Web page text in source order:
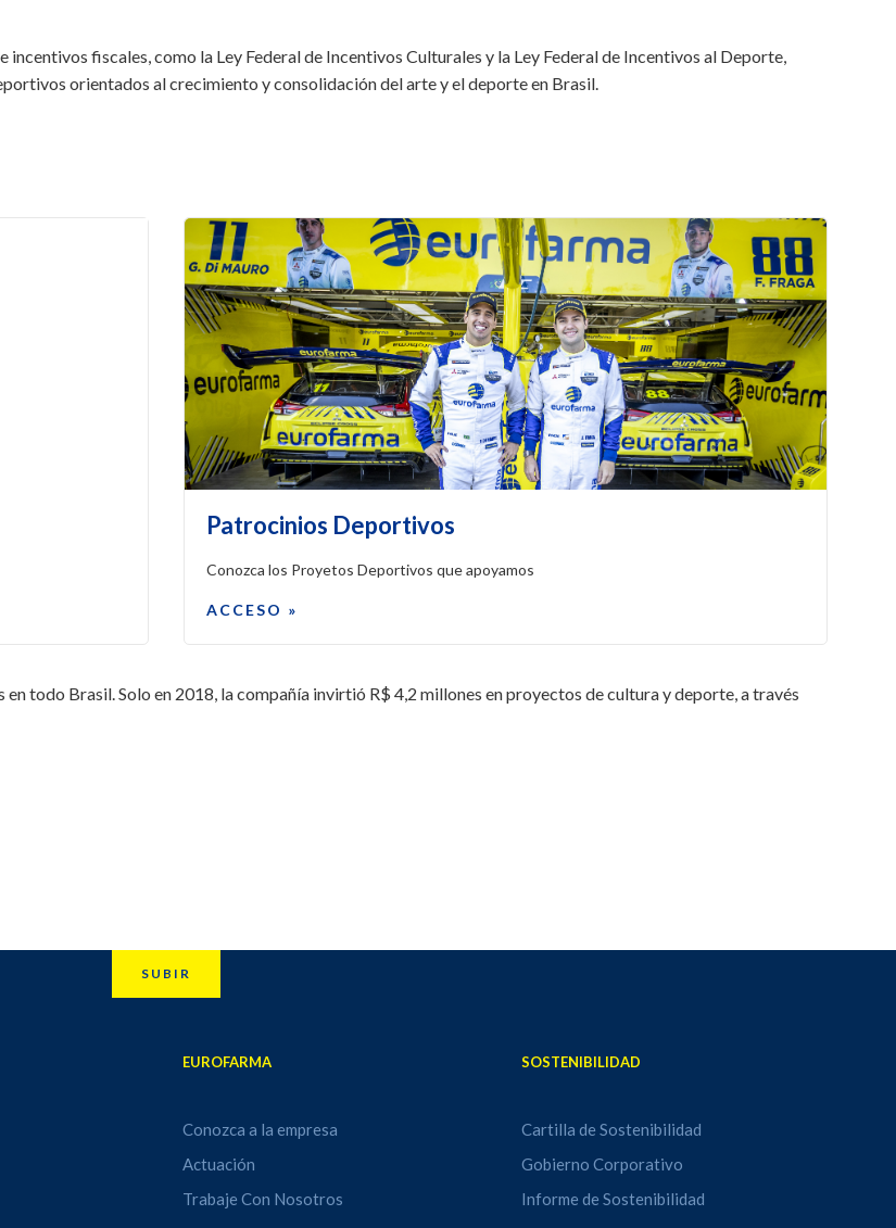
fiscales, como la Ley Federal de Incentivos Culturales y la Ley Federal de Incentivos al Deporte,
orientados al crecimiento y consolidación del arte y el deporte en Brasil.
Patrocinios Deportivos
Conozca los Proyetos Deportivos que apoyamos
ACCESO »
todo Brasil. Solo en 2018, la compañía invirtió R$ 4,2 millones en proyectos de cultura y deporte, a través
SUBIR
EUROFARMA
Conozca a la empresa
Actuación
Trabaje Con Nosotros
SOSTENIBILIDAD
Cartilla de Sostenibilidad
Gobierno Corporativo
Informe de Sostenibilidad